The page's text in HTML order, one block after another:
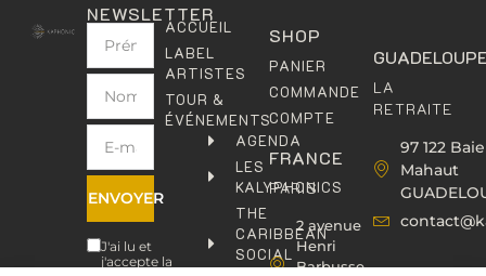
NEWSLETTER
ENVOYER
J'ai lu et
j'accepte la
ACCUEIL
LABEL
ARTISTES
TOUR &
ÉVÉNEMENTS
AGENDA
LES
KALYPHONICS
THE
CARIBBEAN
SOCIAL
FRANCE
PARIS
2 avenue
Henri
Barbusse,
SHOP
PANIER
COMMANDE
COMPTE
LA
RETRAITE
97 122 Baie
Mahaut